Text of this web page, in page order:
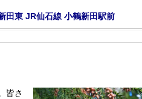
田東 JR仙石線 小鶴新田駅前
皆さ